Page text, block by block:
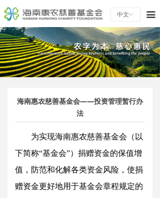
끀
ꀅ
中文
海南惠农慈善基金会——投资管理暂行办
法
为实现海南惠农慈善基金会（以
下简称“基金会”）捐赠资金的保值增
值，防范和化解各类资金风险，使捐
赠资金更好地用于基金会章程规定的